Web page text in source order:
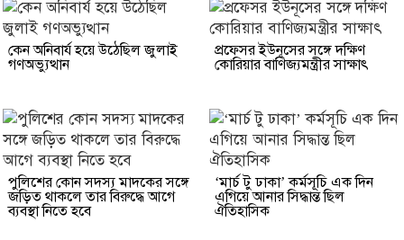
কেন অনিবার্য হয়ে উঠেছিল জুলাই
গণঅভ্যুত্থান
প্রফেসর ইউনূসের সঙ্গে দক্ষিণ
কোরিয়ার বাণিজ্যমন্ত্রীর সাক্ষাৎ
পুলিশের কোন সদস্য মাদকের সঙ্গে
জড়িত থাকলে তার বিরুদ্ধে আগে
ব্যবস্থা নিতে হবে
‘মার্চ টু ঢাকা’ কর্মসূচি এক দিন
এগিয়ে আনার সিদ্ধান্ত ছিল
ঐতিহাসিক